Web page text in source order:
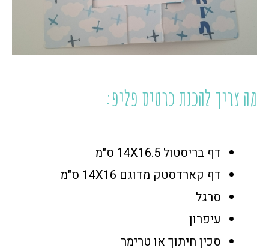
מה צריך להכנת כרטיס פליפ:
דף בריסטול 14X16.5 ס"מ
דף קארדסטק מדוגם 14X16 ס"מ
סרגל
עיפרון
סכין חיתוך או טרימר